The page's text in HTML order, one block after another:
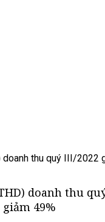
doanh thu quý III/2022
doanh thu
49%